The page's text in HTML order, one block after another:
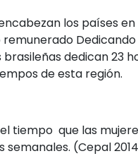
los países
dedican 23
de esta región.
tiempo que las
semanales. (Cepal